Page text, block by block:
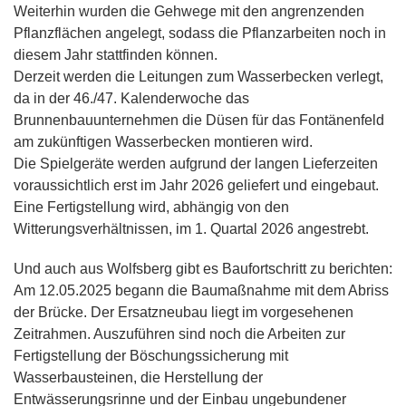
Weiterhin wurden die Gehwege mit den angrenzenden
Pflanzflächen angelegt, sodass die Pflanzarbeiten noch in
diesem Jahr stattfinden können.
Derzeit werden die Leitungen zum Wasserbecken verlegt,
da in der 46./47. Kalenderwoche das
Brunnenbauunternehmen die Düsen für das Fontänenfeld
am zukünftigen Wasserbecken montieren wird.
Die Spielgeräte werden aufgrund der langen Lieferzeiten
voraussichtlich erst im Jahr 2026 geliefert und eingebaut.
Eine Fertigstellung wird, abhängig von den
Witterungsverhältnissen, im 1. Quartal 2026 angestrebt.
Und auch aus Wolfsberg gibt es Baufortschritt zu berichten:
Am 12.05.2025 begann die Baumaßnahme mit dem Abriss
der Brücke. Der Ersatzneubau liegt im vorgesehenen
Zeitrahmen. Auszuführen sind noch die Arbeiten zur
Fertigstellung der Böschungssicherung mit
Wasserbausteinen, die Herstellung der
Entwässerungsrinne und der Einbau ungebundener